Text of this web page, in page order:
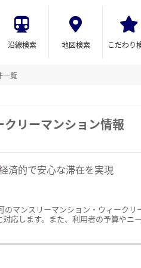
沿線検索 地図検索 こだわり
一覧
リーマンション情報
済的で安心な滞在を実現
マンスリーマンション・ウィーク
応します。また、利用者の予算やニ